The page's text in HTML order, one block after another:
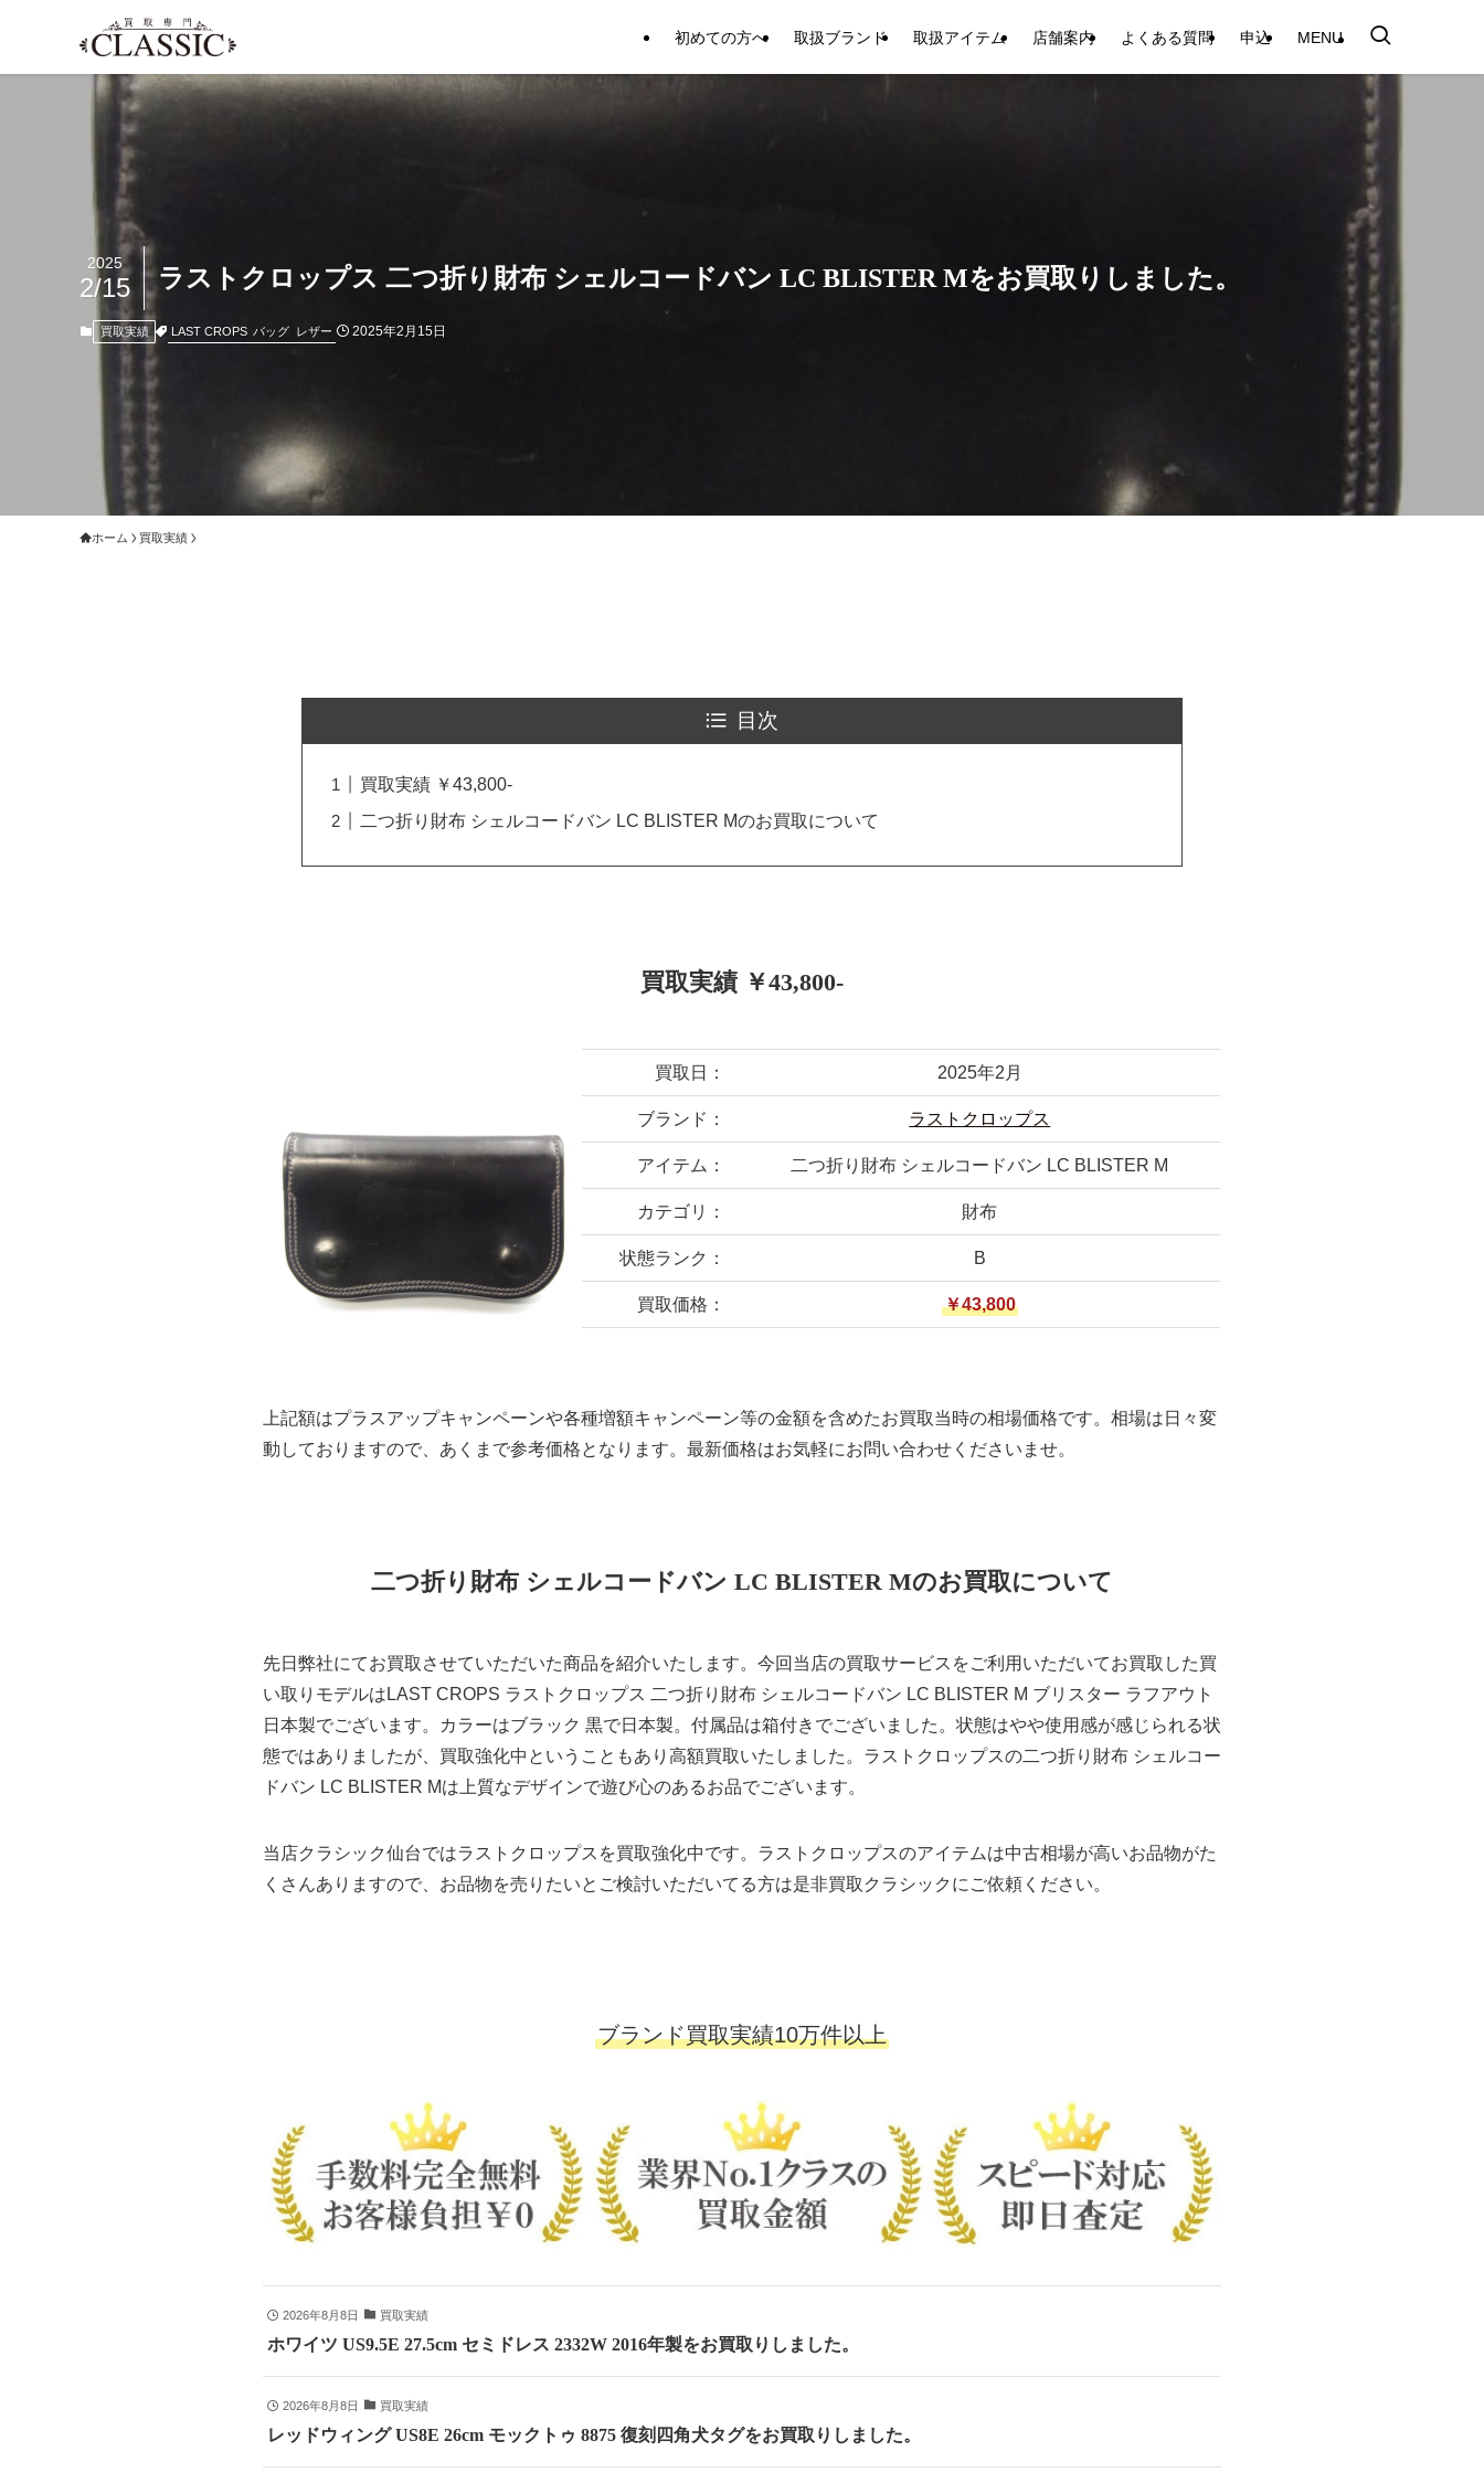
初めての方へ 取扱ブランド 取扱アイテム 店舗案内 よくある質問 申込 MENU
ラストクロップス 二つ折り財布 シェルコードバン LC BLISTER Mをお買取りしました。
2025
2/15
買取実績 LAST CROPS バッグ レザー 2025年2月15日
ホーム 買取実績
目次
買取実績 ￥43,800-
二つ折り財布 シェルコードバン LC BLISTER Mのお買取について
買取実績 ￥43,800-
買取日： 2025年2月
ブランド： ラストクロップス
アイテム： 二つ折り財布 シェルコードバン LC BLISTER M
カテゴリ： 財布
状態ランク： B
買取価格： ￥43,800
上記額はプラスアップキャンペーンや各種増額キャンペーン等の金額を含めたお買取当時の相場価格です。相場は日々変
動しておりますので、あくまで参考価格となります。最新価格はお気軽にお問い合わせくださいませ。
二つ折り財布 シェルコードバン LC BLISTER Mのお買取について
先日弊社にてお買取させていただいた商品を紹介いたします。今回当店の買取サービスをご利用いただいてお買取した買
い取りモデルはLAST CROPS ラストクロップス 二つ折り財布 シェルコードバン LC BLISTER M ブリスター ラフアウト
日本製でございます。カラーはブラック 黒で日本製。付属品は箱付きでございました。状態はやや使用感が感じられる状
態ではありましたが、買取強化中ということもあり高額買取いたしました。ラストクロップスの二つ折り財布 シェルコー
ドバン LC BLISTER Mは上質なデザインで遊び心のあるお品でございます。
当店クラシック仙台ではラストクロップスを買取強化中です。ラストクロップスのアイテムは中古相場が高いお品物がた
くさんありますので、お品物を売りたいとご検討いただいてる方は是非買取クラシックにご依頼ください。
ブランド買取実績10万件以上
2026年8月8日 買取実績
ホワイツ US9.5E 27.5cm セミドレス 2332W 2016年製をお買取りしました。
2026年8月8日 買取実績
レッドウィング US8E 26cm モックトゥ 8875 復刻四角犬タグをお買取りしました。